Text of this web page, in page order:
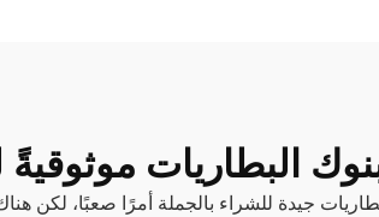
البطاريات
جيدة للشراء بالجملة أمرًا صعبًا، لكن